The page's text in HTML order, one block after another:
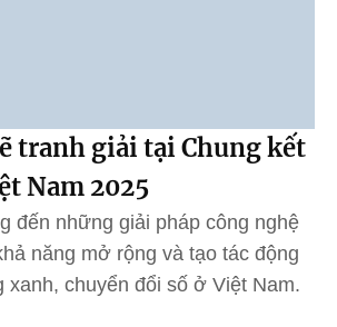
tranh giải tại Chung kết
Nam 2025
đến những giải pháp công nghệ
năng mở rộng và tạo tác động
xanh, chuyển đổi số ở Việt Nam.